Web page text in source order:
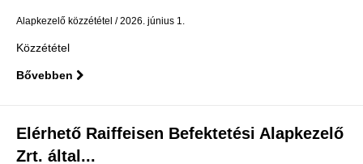
Alapkezelő közzététel 2026. június 1.
Közzététel
Bővebben
Elérhető Raiffeisen Befektetési Alapkezelő
Zrt. által...